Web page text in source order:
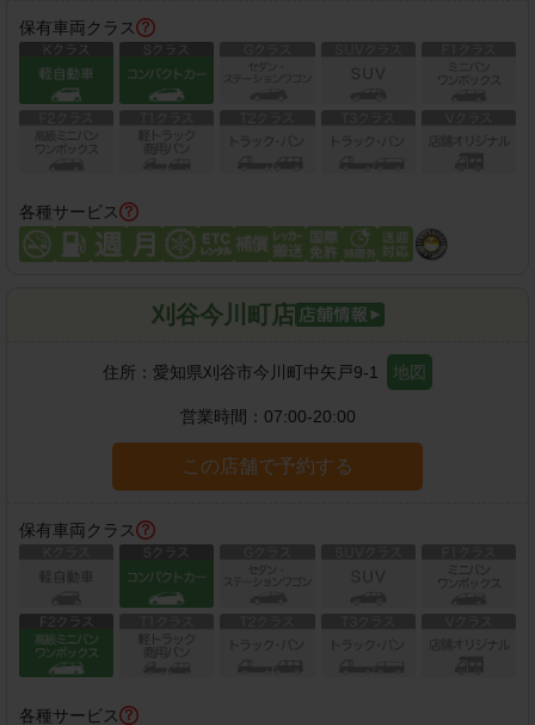
保有車両クラス
各種サービス
刈谷今川町店
住所： 愛知県刈谷市今川町中矢戸9-1 地図
営業時間： 07:00-20:00
この店舗で予約する
保有車両クラス
各種サービス